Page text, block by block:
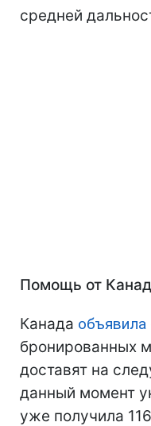
средней
Помощь от
Канада объявила
бронированных
доставят на
данный момент
уже получила